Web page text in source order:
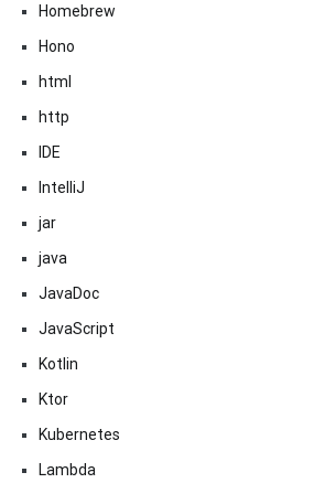
Homebrew
Hono
html
http
IDE
IntelliJ
jar
java
JavaDoc
JavaScript
Kotlin
Ktor
Kubernetes
Lambda